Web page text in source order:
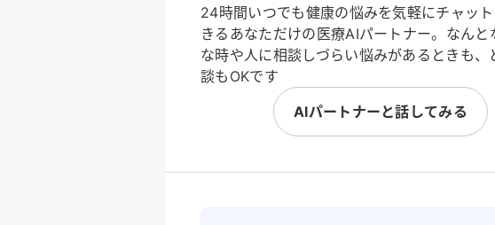
24時間いつでも健康の悩みを気軽にチャッ
きるあなただけの医療AIパートナー。なんと
な時や人に相談しづらい悩みがあるときも、
談もOKです
AIパートナーと話してみる